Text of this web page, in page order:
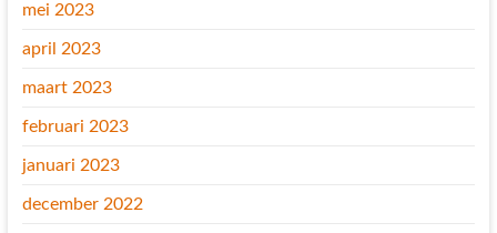
mei 2023
april 2023
maart 2023
februari 2023
januari 2023
december 2022